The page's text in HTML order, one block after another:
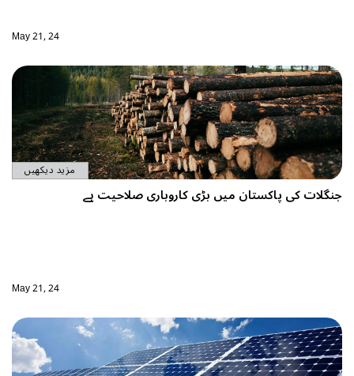
May 21, 24
مزید دیکھیں
جنگلات کی پاکستان میں بڑی کاروباری صلاحیت ہے
May 21, 24